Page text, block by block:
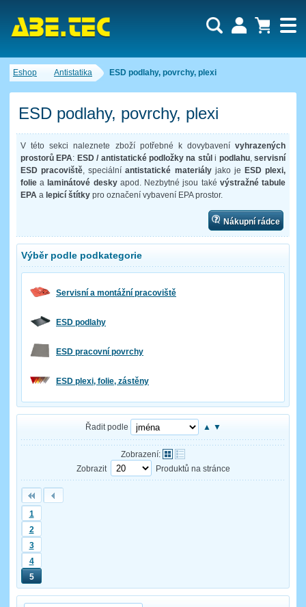
Eshop Antistatika ESD podlahy, povrchy, plexi
ESD podlahy, povrchy, plexi
V této sekci naleznete zboží potřebné k dovybavenívyhrazených
prostorů EPA: ESD / antistatické podložky na stůli podlahu,servisní
ESD pracoviště , speciální antistatické materiályjako je ESD plexi,
foliea laminátové deskyapod. Nezbytné jsou také výstražné tabule
EPA a lepicí štítky pro označení vybavení EPA prostor.
Nákupní rádce
Výběr podle podkategorie
Servisní a montážní pracoviště
ESD podlahy
ESD pracovní povrchy
ESD plexi, folie, zástěny
Řadit podle ▲ ▼
Zobrazení:
Zobrazit
Produktů na stránce
1
2
3
4
5
Cena celkem:0,00 CZK
Uživatel:
Zapomenuté heslo Nová registrace